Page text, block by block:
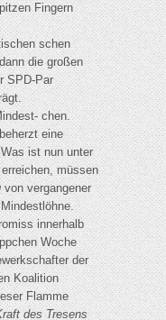
Fingern
schen
die großen
SPD-Par
chen.
eine
ist nun unter
müssen
von vergangener
innerhalb
Woche
der
Koalition
Flamme
des Tresens